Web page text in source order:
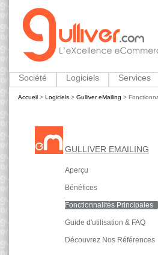
Société Logiciels Services
Accueil > Logiciels > Gulliver eMailing >
GULLIVER EMAILING
Aperçu
Bénéfices
Fonctionnalités Principales
Guide d'utilisation & FAQ
Découvrez Nos Références